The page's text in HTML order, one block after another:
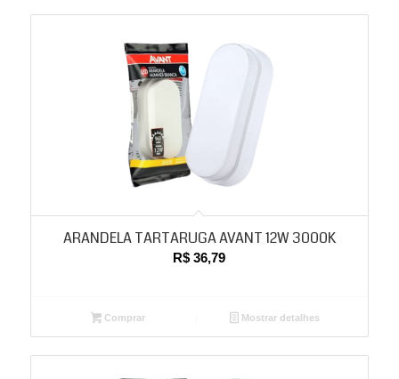
ARANDELA TARTARUGA AVANT 12W 3000K
R$ 36,79
Comprar Mostrar detalhes